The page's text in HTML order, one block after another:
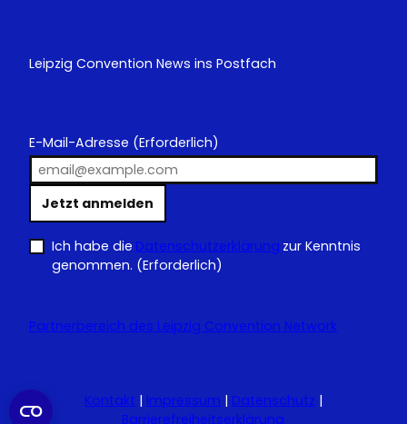
Leipzig Convention News ins Postfach
E-Mail-Adresse (Erforderlich)
Jetzt anmelden
Ich habe die Datenschutzerklärung zur Kenntnis
genommen. (Erforderlich)
Partnerbereich des Leipzig Convention Network
Kontakt | Impressum | Datenschutz |
Barrierefreiheitserklärung